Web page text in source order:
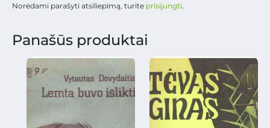
Norėdami parašyti atsiliepimą, turite prisijungti.
Panašūs produktai